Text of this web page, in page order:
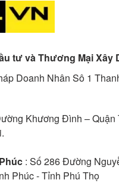
tư và Thương Mại Xây
Doanh Nhân Sô 1
Khương Đình – Quận
: Số 286 Đường
Phúc - Tỉnh Phú Thọ